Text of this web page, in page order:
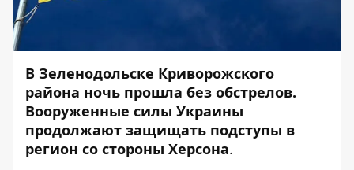
В Зеленодольске Криворожского
района ночь прошла без обстрелов.
Вооруженные силы Украины
продолжают защищать подступы в
регион со стороны Херсона.